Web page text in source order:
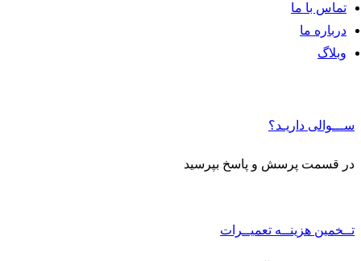
تماس با ما
درباره ما
وبلاگ
ســـوالی داریـد؟
در قسمت پرسش و پاسخ بپرسید
تــخمین هزینــه تعمیــرات